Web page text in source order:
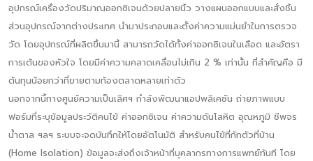
อุปกรณ์เครื่องวัดปริมาณออกซิเจนด้วยปลายนิ้ว วางแผนออกแบบและสั่งชิ้น
ส่วนอุปกรณ์จากต่างประเทศ นำมาประกอบและตั้งค่าความแม่นยำในการตรวจ
วัด โดยอุปกรณ์ที่ผลิตขึ้นมานี้ สามารถวัดได้ทั้งค่าออกซิเจนในเลือด และอัตรา
การเต้นของหัวใจ โดยมีค่าความคลาดเคลื่อนไม่เกิน 2 % เท่านั้น ที่สำคัญคือ มี
ต้นทุนน้อยกว่าที่ขายตามท้องตลาดหลายเท่าตัว
นอกจากนี้ทางศูนย์ความเป็นเลิศฯ กำลังพัฒนาแอปพลิเคชัน ถ่ายภาพแบบ
ฟอร์มที่ระบุข้อมูลประวัติคนไข้ ค่าออกซิเจน ค่าความดันโลหิต อุณหภูมิ ชีพจร
น้ำตาล ฯลฯ ระบบจะจดบันทึกให้โดยอัตโนมัติ สำหรับคนไข้ที่กักตัวที่บ้าน
(Home Isolation) ข้อมูลจะส่งถึงเจ้าหน้าที่บุคลากรทางการแพทย์ทันที โดย